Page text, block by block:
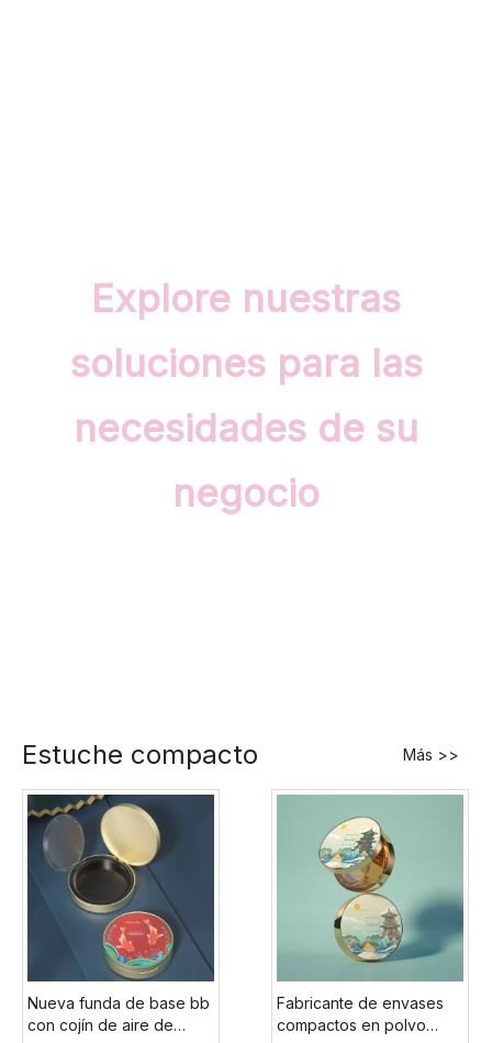
Explore nuestras
soluciones para las
necesidades de su
negocio
Estuche compacto Más >>
Nueva funda de base bb
con cojín de aire de
Fabricante de envases
compactos en polvo